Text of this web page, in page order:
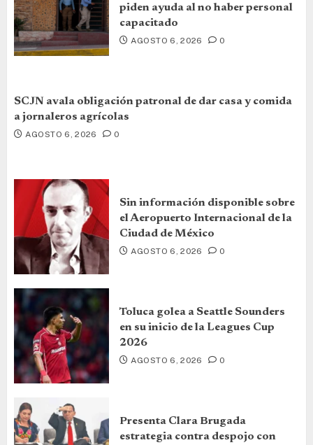
piden ayuda al no haber personal
capacitado
AGOSTO 6, 2026 0
SCJN avala obligación patronal de dar casa y comida
a jornaleros agrícolas
AGOSTO 6, 2026 0
Sin información disponible sobre
el Aeropuerto Internacional de la
Ciudad de México
AGOSTO 6, 2026 0
Toluca golea a Seattle Sounders
en su inicio de la Leagues Cup
2026
AGOSTO 6, 2026 0
Presenta Clara Brugada
estrategia contra despojo con